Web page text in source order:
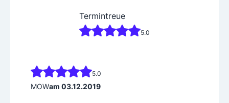
Termintreue
5.0
5.0
MOWam 03.12.2019